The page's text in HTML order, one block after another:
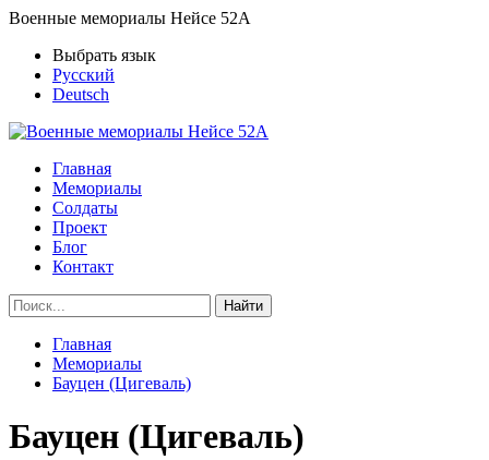
Военные мемориалы Нейсе 52А
Выбрать язык
Русский
Deutsch
Главная
Мемориалы
Солдаты
Проект
Блог
Контакт
Найти
Главная
Мемориалы
Бауцен (Цигеваль)
Бауцен (Цигеваль)